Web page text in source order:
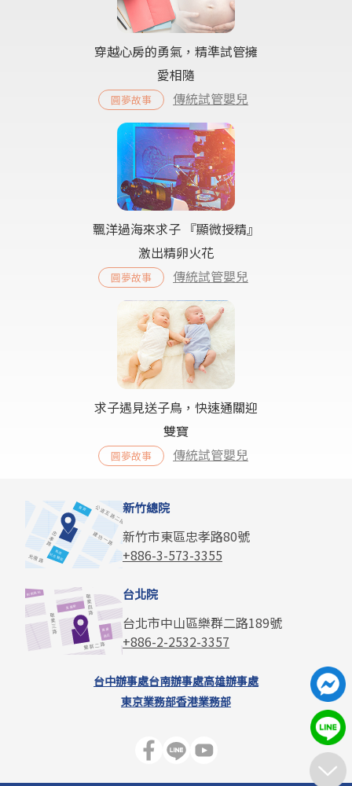
穿越心房的勇氣，精準試管擁
愛相隨
圓夢故事 傳統試管嬰兒
飄洋過海來求子 『顯微授精』
激出精卵火花
圓夢故事 傳統試管嬰兒
求子遇見送子鳥，快速通關迎
雙寶
圓夢故事 傳統試管嬰兒
新竹總院
新竹市東區忠孝路80號
+886-3-573-3355
台北院
台北市中山區樂群二路189號
+886-2-2532-3357
台中辦事處台南辦事處高雄辦事處
東京業務部香港業務部